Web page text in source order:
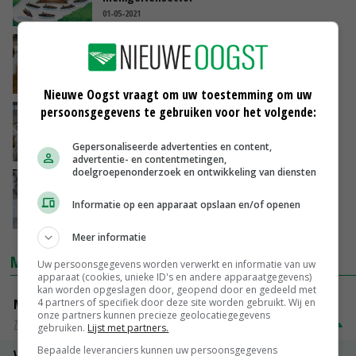
01-05-2021
Milieueffectrapportage nodig voor
uitbreiding geitenhouderij Herpen
Veehouders melken door fosfaatregels
18-01-2021
MARKTPRIJZEN
Magere melkpoeder
Zuivel NL
Nieuwe Oogst vraagt om uw toestemming om uw
persoonsgegevens te gebruiken voor het volgende:
Gepersonaliseerde advertenties en content,
advertentie- en contentmetingen,
doelgroepenonderzoek en ontwikkeling van diensten
Informatie op een apparaat opslaan en/of openen
Meer informatie
Uw persoonsgegevens worden verwerkt en informatie van uw
apparaat (cookies, unieke ID's en andere apparaatgegevens)
kan worden opgeslagen door, geopend door en gedeeld met
4 partners of specifiek door deze site worden gebruikt. Wij en
onze partners kunnen precieze geolocatiegegevens
gebruiken. Lijst met partners.
Bepaalde leveranciers kunnen uw persoonsgegevens